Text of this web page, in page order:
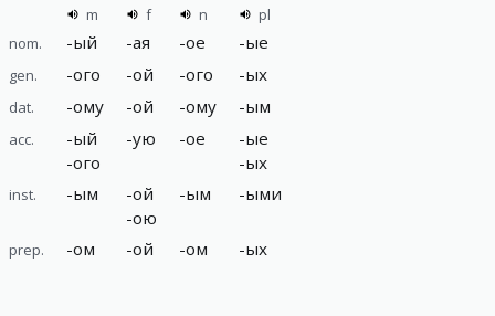
m f n
pl
nom.
-ый -ая -ое -ые
gen. -ого -ой -ого -ых
dat. -ому -ой -ому -ым
acc. -ый
-ого
-ую -ое -ые
-ых
inst. -ым -ой
-ою
-ым -ыми
prep. -ом -ой -ом -ых